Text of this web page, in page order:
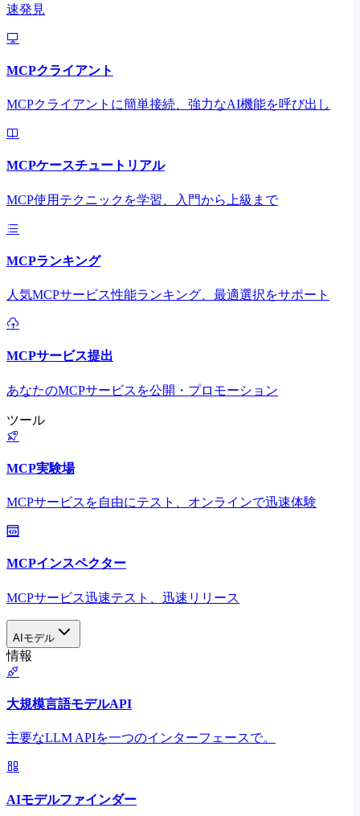
速発見
MCPクライアント
MCPクライアントに簡単接続、強力なAI機能を呼び出し
MCPケースチュートリアル
MCP使用テクニックを学習、入門から上級まで
MCPランキング
人気MCPサービス性能ランキング、最適選択をサポート
MCPサービス提出
あなたのMCPサービスを公開・プロモーション
ツール
MCP実験場
MCPサービスを自由にテスト、オンラインで迅速体験
MCPインスペクター
MCPサービス迅速テスト、迅速リリース
AIモデル
情報
大規模言語モデルAPI
主要なLLM APIを一つのインターフェースで。
AIモデルファインダー